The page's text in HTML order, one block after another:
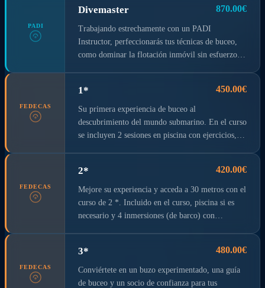
PADI
Divemaster 870.00€
Trabajando estrechamente con un PADI
Instructor, perfeccionarás tus técnicas de buceo,
como dominar la flotación inmóvil sin esfuerzo, y
más comunes. Aumentarás tus conocimientos de
buceo, tus capacidades de gestión y supervisión de
forma que te conviertas en un modelo para los
buceadores de todo el mundo.
FEDECAS
1* 450.00€
Su primera experiencia de buceo al
descubrimiento del mundo submarino. En el curso
se incluyen 2 sesiones en piscina con ejercicios, 1
curso, seguro y material durante el curso y la
certificación.
FEDECAS
2* 420.00€
Mejore su experiencia y acceda a 30 metros con el
curso de 2 *. Incluido en el curso, piscina si es
necesario y 4 inmersiones (de barco) con
FEDECAS
3* 480.00€
Conviértete en un buzo experimentado, una guía
de buceo y un socio de confianza para tus